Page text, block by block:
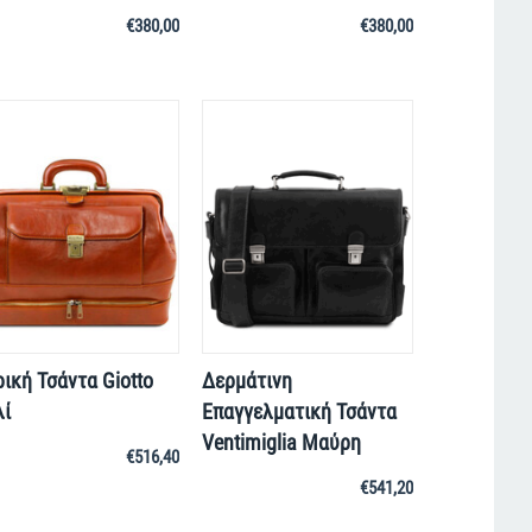
€380,00 €380,00
Τσάντα Giotto
€516,40
Δερμάτινη
Επαγγελματική Τσάντα
Ventimiglia Μαύρη
€541,20